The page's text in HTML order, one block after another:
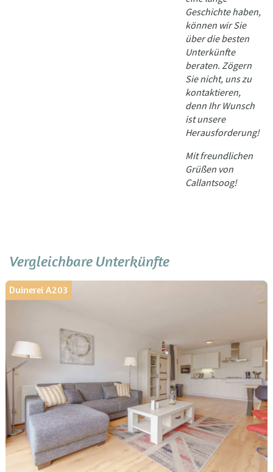
Geschichte haben,
können wir Sie
über die besten
Unterkünfte
beraten. Zögern
Sie nicht, uns zu
kontaktieren,
denn Ihr Wunsch
ist unsere
Herausforderung!
Mit freundlichen
Grüßen von
Callantsoog!
Vergleichbare Unterkünfte
Duinerei A203